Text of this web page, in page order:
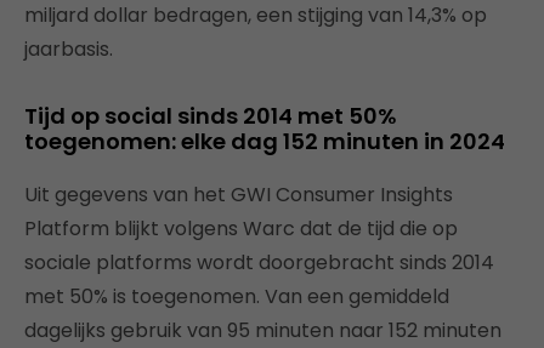
miljard dollar bedragen, een stijging van 14,3% op
jaarbasis.
Tijd op social sinds 2014 met 50%
toegenomen: elke dag 152 minuten in 2024
Uit gegevens van het GWI Consumer Insights
Platform blijkt volgens Warc dat de tijd die op
sociale platforms wordt doorgebracht sinds 2014
met 50% is toegenomen. Van een gemiddeld
dagelijks gebruik van 95 minuten naar 152 minuten